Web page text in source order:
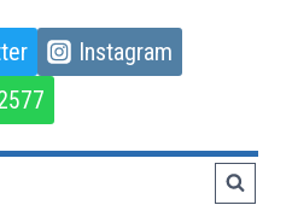
Instagram